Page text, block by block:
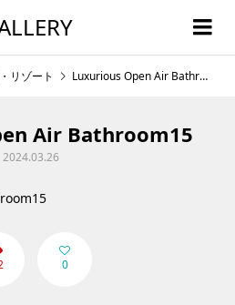
リゾート Luxurious Open Air Bathroom15
Air Bathroom15
2024.03.26
0